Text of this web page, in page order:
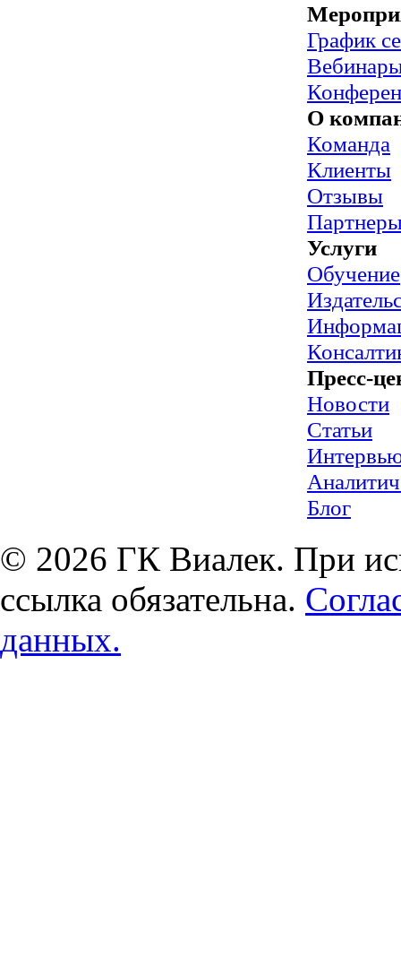
График
О
Команда
Клиенты
Отзывы
Услуги
Обучение
Пресс-
Новости
Статьи
Блог
© 2026 ГК Виалек. При
ссылка обязательна.
данных.